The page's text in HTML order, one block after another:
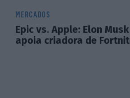
MERCADOS
Epic vs. Apple: Elon Musk
apoia criadora de